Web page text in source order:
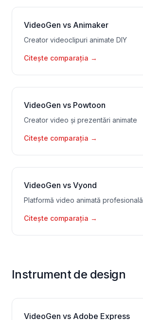
VideoGen vs Animaker
Creator videoclipuri animate DIY
Citește comparația →
VideoGen vs Powtoon
Creator video și prezentări animate
Citește comparația →
VideoGen vs Vyond
Platformă video animată profesională
Citește comparația →
Instrument de design
VideoGen vs Adobe Express